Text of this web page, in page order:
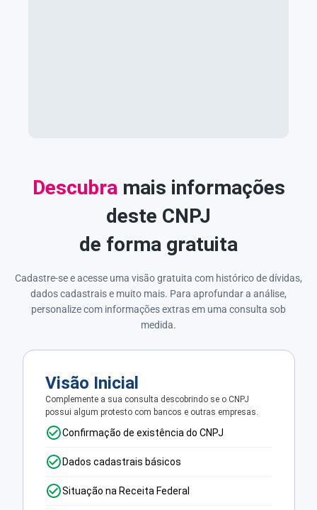
Descubramais informações
deste CNPJ
de forma gratuita
Cadastre-se e acesse uma visão gratuita com histórico de dívidas,
dados cadastrais e muito mais. Para aprofundar a análise,
personalize com informações extras em uma consulta sob
medida.
Visão Inicial
Complemente a sua consulta descobrindo se o CNPJ
possui algum protesto com bancos e outras empresas.
Confirmação de existência do CNPJ
Dados cadastrais básicos
Situação na Receita Federal